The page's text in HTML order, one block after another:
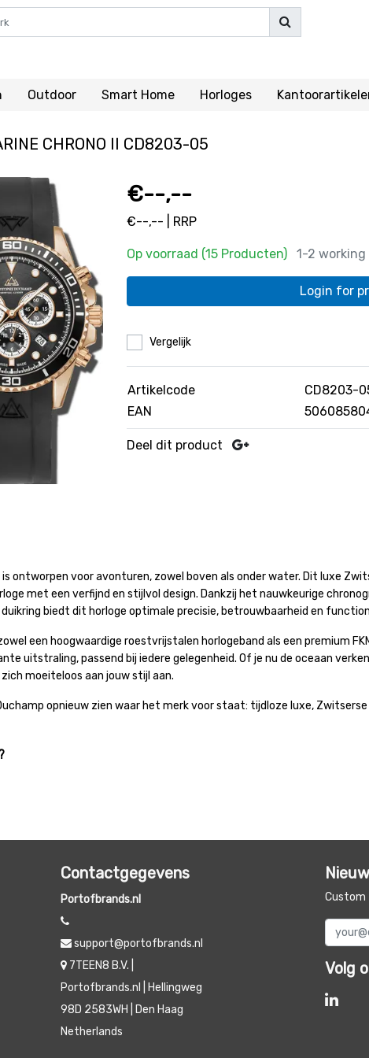
Outdoor Smart Home Horloges
CHRONO II CD8203-05
€--,--
€--,-- | RRP
Op voorraad (15 Producten) 1-2 working
Login for
Vergelijk
Artikelcode
CD8203-
EAN
Deel dit product
is ontworpen voor avonturen, zowel boven als onder water. Dit luxe
met een verfijnd en stijlvol design. Dankzij het nauwkeurige
biedt dit horloge optimale precisie, betrouwbaarheid en
een hoogwaardige roestvrijstalen horlogeband als een premium
uitstraling, passend bij iedere gelegenheid. Of je nu de oceaan
moeiteloos aan jouw stijl aan.
opnieuw zien waar het merk voor staat: tijdloze luxe,
Contactgegevens
Portofbrands.nl
support@portofbrands.nl
7TEEN8 B.V. |
Portofbrands.nl | Hellingweg
98D 2583WH | Den Haag
Netherlands
Custom
Volg